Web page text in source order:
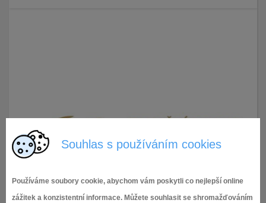
Souhlas s používáním cookies
Používáme soubory cookie, abychom vám poskytli co nejlepší online
zážitek a konzistentní informace. Můžete souhlasit se shromažďováním